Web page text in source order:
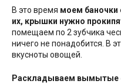
В это время моем баночки
их, крышки нужно
помещаем по 2 зубчика
ничего не понадобится. В
вкусноты овощей.
Раскладываем вымытые